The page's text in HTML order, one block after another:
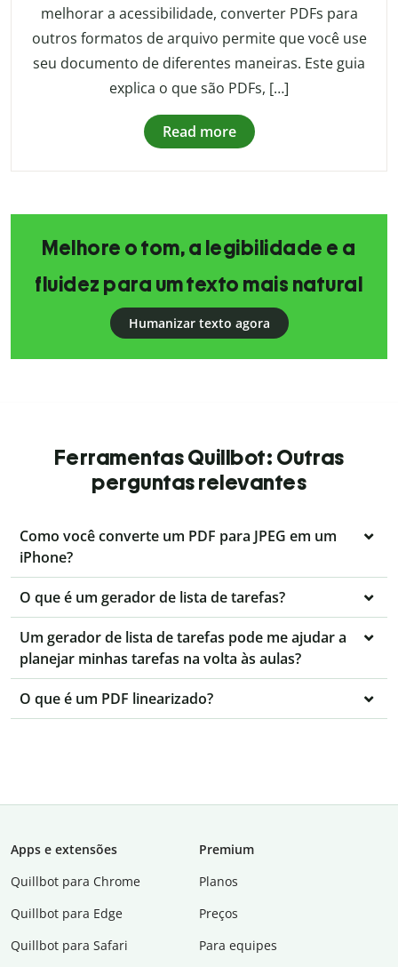
melhorar a acessibilidade, converter PDFs para
outros formatos de arquivo permite que você use
seu documento de diferentes maneiras. Este guia
explica o que são PDFs, […]
Read more
Melhore o tom, a legibilidade e a
fluidez para um texto mais natural
Humanizar texto agora
Ferramentas Quillbot: Outras
perguntas relevantes
Como você converte um PDF para JPEG em um
iPhone?
O que é um gerador de lista de tarefas?
Um gerador de lista de tarefas pode me ajudar a
planejar minhas tarefas na volta às aulas?
O que é um PDF linearizado?
Apps e extensões
Quillbot para Chrome
Quillbot para Edge
Quillbot para Safari
Premium
Planos
Preços
Para equipes